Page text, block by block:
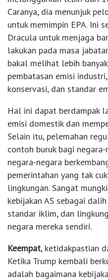
Caranya, dia menunjuk
untuk memimpin EPA. Ini
Dracula untuk menjaga
lakukan pada masa
bakal melihat lebih
pembatasan emisi
konservasi, dan standar
Hal ini dapat berdampak
emisi domestik dan
Selain itu, pelemahan
contoh buruk bagi
negara-negara
pemerintahan yang tak
lingkungan. Sangat
kebijakan AS sebagai
standar iklim, dan
negara mereka sendiri.
Keempat, ketidakpastian
Ketika Trump kembali
adalah bagaimana